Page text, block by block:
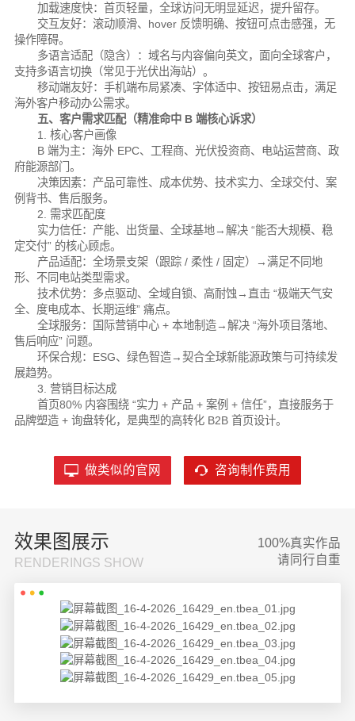
加载速度快：首页轻量，全球访问无明显延迟，提升留存。
交互友好：滚动顺滑、hover 反馈明确、按钮可点击感强，无
操作障碍。
多语言适配（隐含）：域名与内容偏向英文，面向全球客户，
支持多语言切换（常见于光伏出海站）。
移动端友好：手机端布局紧凑、字体适中、按钮易点击，满足
海外客户移动办公需求。
五、客户需求匹配（精准命中 B 端核心诉求）
1. 核心客户画像
B 端为主：海外 EPC、工程商、光伏投资商、电站运营商、政
府能源部门。
决策因素：产品可靠性、成本优势、技术实力、全球交付、案
例背书、售后服务。
2. 需求匹配度
实力信任：产能、出货量、全球基地→解决 “能否大规模、稳
定交付” 的核心顾虑。
产品适配：全场景支架（跟踪 / 柔性 / 固定）→满足不同地
形、不同电站类型需求。
技术优势：多点驱动、全域自锁、高耐蚀→直击 “极端天气安
全、度电成本、长期运维” 痛点。
全球服务：国际营销中心 + 本地制造→解决 “海外项目落地、
售后响应” 问题。
环保合规：ESG、绿色智造→契合全球新能源政策与可持续发
展趋势。
3. 营销目标达成
首页80% 内容围绕 “实力 + 产品 + 案例 + 信任”，直接服务于
品牌塑造 + 询盘转化，是典型的高转化 B2B 首页设计。
做类似的官网 咨询制作费用
效果图展示
RENDERINGS SHOW
100%真实作品
请同行自重